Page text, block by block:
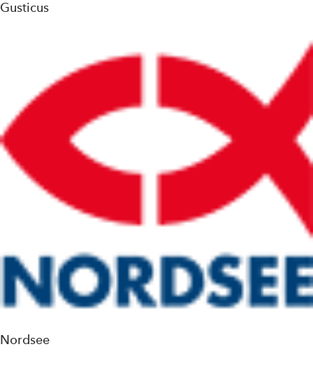
Gusticus
Nordsee